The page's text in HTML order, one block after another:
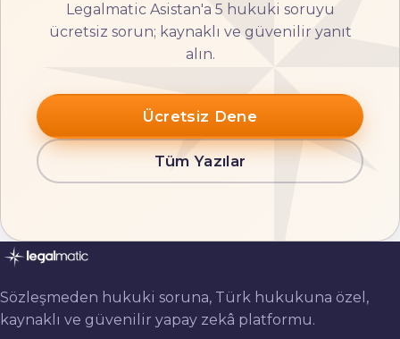
Legalmatic Asistan'a 5 hukuki soruyu
ücretsiz sorun; kaynaklı ve güvenilir yanıt
alın.
Ücretsiz Dene
Tüm Yazılar
Sözleşmeden hukuki soruna, Türk hukukuna özel,
kaynaklı ve güvenilir yapay zekâ platformu.